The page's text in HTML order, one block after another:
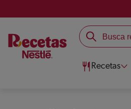
Recetas